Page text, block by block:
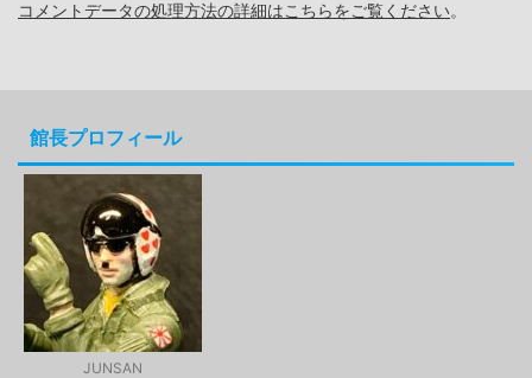
コメントデータの処理方法の詳細はこちらをご覧ください。
館長プロフィール
JUNSAN